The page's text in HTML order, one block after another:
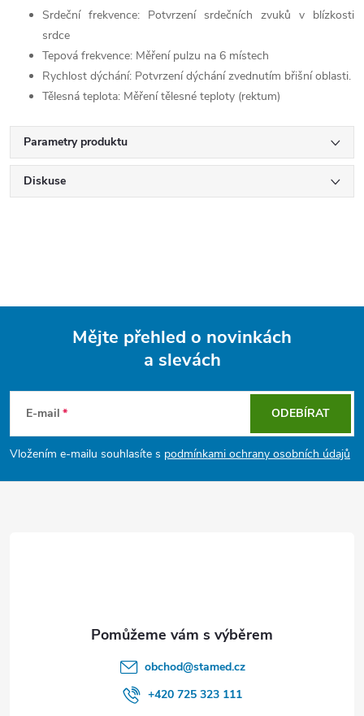
Srdeční frekvence: Potvrzení srdečních zvuků v blízkosti
srdce
Tepová frekvence: Měření pulzu na 6 místech
Rychlost dýchání: Potvrzení dýchání zvednutím břišní oblasti.
Tělesná teplota: Měření tělesné teploty (rektum)
Parametry produktu
Diskuse
p
a
Mějte přehled o novinkách
a slevách
E-mail
Vložením e-mailu souhlasíte s podmínkami ochrany osobních údajů
ODEBÍRAT
obchod@stamed.cz
+420 725 323 111